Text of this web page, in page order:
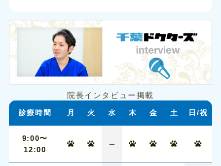
院長インタビュー掲載
診療時間 月 火 水 木 金 土 日/祝
9:00〜
12:00